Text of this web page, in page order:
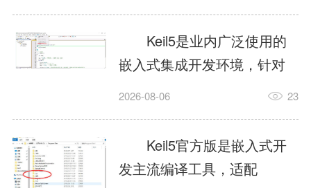
这样？因为AI，就是个只会
耍嘴皮子的书呆子。它脑子
里有海量知识，但没有真正
激发出来实力。而
AgentSkill，就是给AI大脑装
上的一双机械手，它真的能
解决很多问题。1什么是
Keil5是业内广泛使用的
嵌入式集成开发环境，针对
ARM、51内核单片机提供编
力，代码编译稳定，调试工
具成熟，大量开源项目基于
该平台开发。新项目需要单
2026-08-06 23
Keil5官方版是嵌入式开
发主流编译工具，适配